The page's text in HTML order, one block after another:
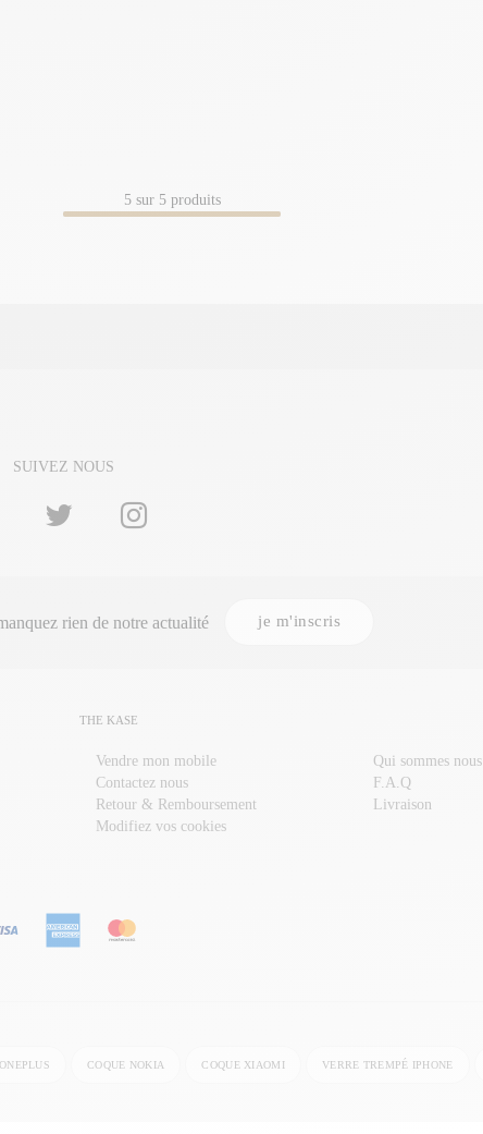
5sur 5produits
SUIVEZ NOUS
rien de notre actualité je m'inscris
THE KASE
Vendre mon mobile
Qui sommes nous
Contactez nous
F.A.Q
Retour & Remboursement
Livraison
Modifiez vos cookies
COQUE NOKIA COQUE XIAOMI VERRE TREMPÉ IPHONE